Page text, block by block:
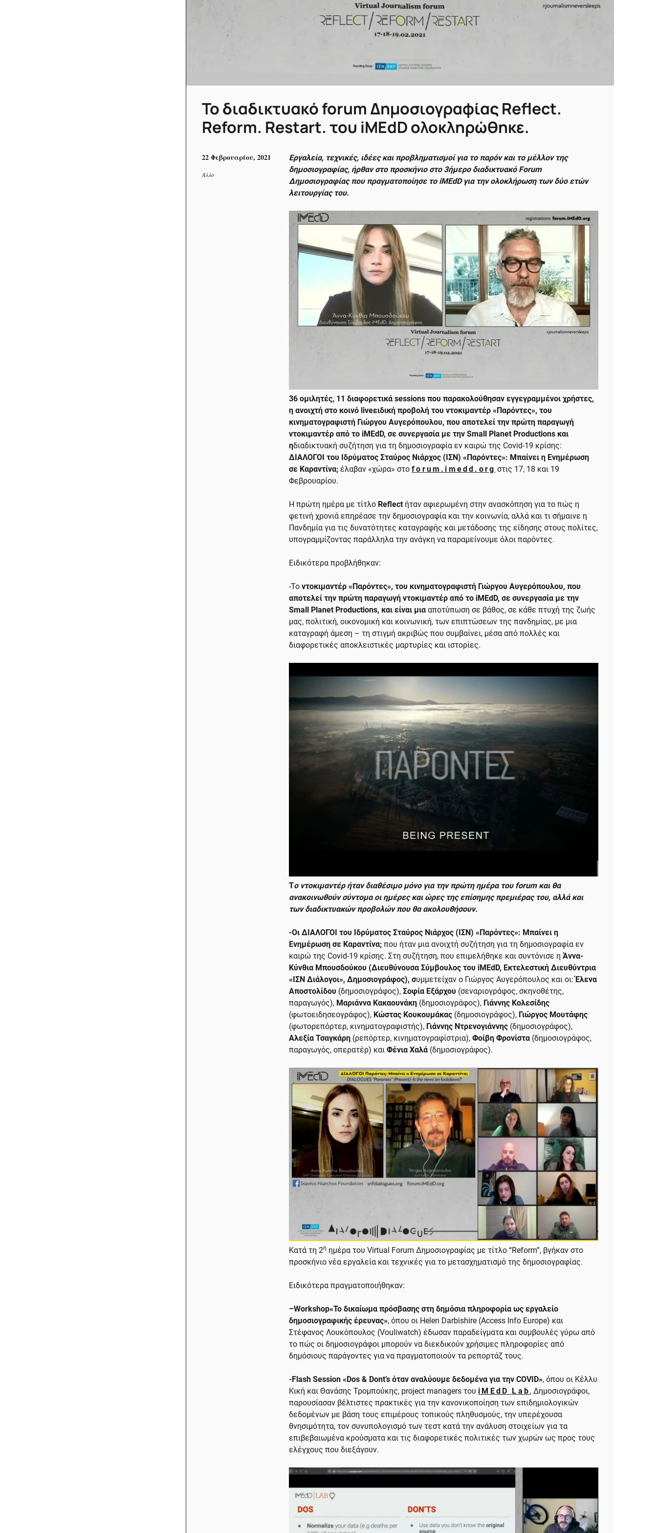
To διαδικτυακό forum Δημοσιογραφίας Reflect.
Reform. Restart. του iMEdD ολοκληρώθηκε.
22 Φεβρουαρίου, 2021
Άλλο
Eργαλεία, τεχνικές, ιδέες και προβληματισμοί για το παρόν και το μέλλον της
δημοσιογραφίας, ήρθαν στο προσκήνιο στο 3ήμερο διαδικτυακό Forum
Δημοσιογραφίας που πραγματοποίησε το iMEdD για την ολοκλήρωση των δύο ετών
λειτουργίας του.
36 ομιλητές, 11 διαφορετικάsessions που παρακολούθησαν εγγεγραμμένοι χρήστες,
η ανοιχτή στο κοινό liveειδική προβολή του ντοκιμαντέρ «Παρόντες», του
κινηματογραφιστή Γιώργου Αυγερόπουλου, που αποτελεί την πρώτη παραγωγή
ντοκιμαντέρ από το iMEdD, σε συνεργασία με την Small Planet Productions και
ηδιαδικτυακή συζήτηση για τη δημοσιογραφία εν καιρώ της Covid-19 κρίσης:
ΔΙΑΛΟΓΟΙ του Ιδρύματος Σταύρος Νιάρχος (ΙΣΝ) «Παρόντες»: Μπαίνει η Ενημέρωση
σε Καραντίνα;έλαβαν «χώρα» στοforum.imedd.org στις 17, 18 και 19
Φεβρουαρίου.
Η πρώτη ημέρα με τίτλο Reflect ήταν αφιερωμένη στην ανασκόπηση για το πώς η
φετινή χρονιά επηρέασε την δημοσιογραφία και την κοινωνία, αλλά και τι σήμαινε η
Πανδημία για τις δυνατότητες καταγραφής και μετάδοσης της είδησης στους πολίτες,
υπογραμμίζοντας παράλληλα την ανάγκη να παραμείνουμε όλοι παρόντες.
Ειδικότερα προβλήθηκαν:
-Τοντοκιμαντέρ «Παρόντες», του κινηματογραφιστή Γιώργου Αυγερόπουλου, που
αποτελεί την πρώτη παραγωγή ντοκιμαντέρ από το iMEdD, σε συνεργασία με την
Small Planet Productions, και είναι μια αποτύπωση σε βάθος, σε κάθε πτυχή της ζωής
μας, πολιτική, οικονομική και κοινωνική, των επιπτώσεων της πανδημίας, με μια
καταγραφή άμεση – τη στιγμή ακριβώς που συμβαίνει, μέσα από πολλές και
διαφορετικές αποκλειστικές μαρτυρίες και ιστορίες.
Το ντοκιμαντέρ ήταν διαθέσιμο μόνο για την πρώτη ημέρα του forum και θα
ανακοινωθούν σύντομα οι ημέρες και ώρες της επίσημης πρεμιέρας του, αλλά και
των διαδικτυακών προβολών που θα ακολουθήσουν.
-Οι ΔΙΑΛΟΓΟΙ του Ιδρύματος Σταύρος Νιάρχος (ΙΣΝ) «Παρόντες»: Μπαίνει η
Ενημέρωση σε Καραντίνα;που ήταν μια ανοιχτή συζήτηση για τη δημοσιογραφία εν
καιρώ της Covid-19 κρίσης. Στη συζήτηση, που επιμελήθηκε και συντόνισε ηΆννα-
Κύνθια Μπουσδούκου (Διευθύνουσα Σύμβουλος του iMEdD, Εκτελεστική Διευθύντρια
«ΙΣΝ Διάλογοι», Δημοσιογράφος), συμμετείχαν ο Γιώργος Αυγερόπουλος και οι:Έλενα
Αποστολίδου (δημοσιογράφος),Σοφία Εξάρχου (σεναριογράφος, σκηνοθέτης,
παραγωγός), Μαριάννα Κακαουνάκη (δημοσιογράφος), Γιάννης Κολεσίδης
(φωτοειδησεογράφος), Κώστας Κουκουμάκας (δημοσιογράφος), Γιώργος Μουτάφης
(φωτορεπόρτερ, κινηματογραφιστής), Γιάννης Ντρενογιάννης (δημοσιογράφος),
Αλεξία Τσαγκάρη (ρεπόρτερ, κινηματογραφίστρια),Φοίβη Φρονίστα (δημοσιογράφος,
παραγωγός, οπερατέρ) καιΦένια Χαλά (δημοσιογράφος).
Κατά τη 2η ημέρα του Virtual Forum Δημοσιογραφίας με τίτλο “Reform”, βγήκαν στο
προσκήνιο νέα εργαλεία και τεχνικές για το μετασχηματισμό της δημοσιογραφίας.
Ειδικότερα πραγματοποιήθηκαν:
–Workshop«Το δικαίωμα πρόσβασης στη δημόσια πληροφορία ως εργαλείο
δημοσιογραφικής έρευνας», όπου οι Helen Darbishire (Access Info Europe) και
Στέφανος Λουκόπουλος (Vouliwatch) έδωσαν παραδείγματα και συμβουλές γύρω από
το πώς οι δημοσιογράφοι μπορούν να διεκδικούν χρήσιμες πληροφορίες από
δημόσιους παράγοντες για να πραγματοποιούν τα ρεπορτάζ τους.
-Flash Session «Dos & Dont’s όταν αναλύουμε δεδομένα για την COVID», όπου οι Κέλλυ
Κική και Θανάσης Τρομπούκης, project managers του iMEdD Lab , Δημοσιογράφοι,
παρουσίασαν βέλτιστες πρακτικές για την κανονικοποίηση των επιδημιολογικών
δεδομένων με βάση τους επιμέρους τοπικούς πληθυσμούς, την υπερέχουσα
θνησιμότητα, τον συνυπολογισμό των τεστ κατά την ανάλυση στοιχείων για τα
επιβεβαιωμένα κρούσματα και τις διαφορετικές πολιτικές των χωρών ως προς τους
ελέγχους που διεξάγουν.